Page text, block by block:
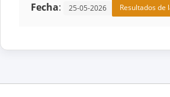
Fecha: 25-05-2026 Resultados de